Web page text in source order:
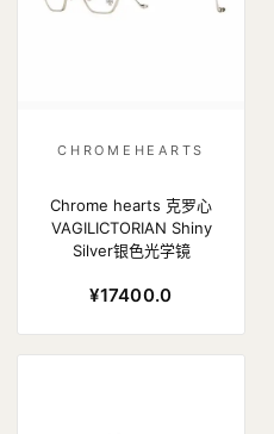
CHROMEHEARTS
Chrome hearts 克罗心
VAGILICTORIAN Shiny
Silver银色光学镜
¥17400.0